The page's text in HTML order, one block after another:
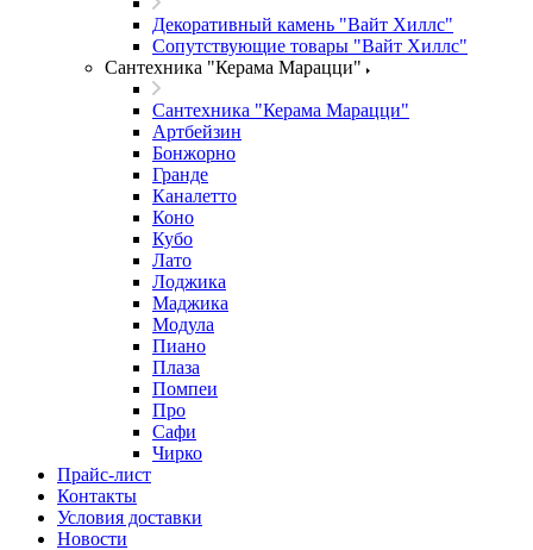
Декоративный камень "Вайт Хиллс"
Сопутствующие товары "Вайт Хиллс"
Сантехника "Керама Марацци"
Сантехника "Керама Марацци"
Артбейзин
Бонжорно
Гранде
Каналетто
Коно
Кубо
Лато
Лоджика
Маджика
Модула
Пиано
Плаза
Помпеи
Про
Сафи
Чирко
Прайс-лист
Контакты
Условия доставки
Новости